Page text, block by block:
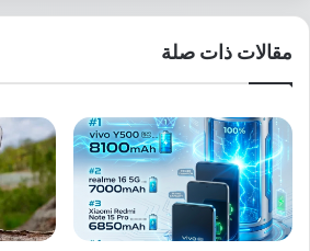
مقالات ذات صلة